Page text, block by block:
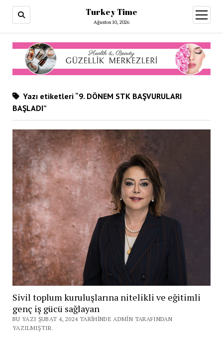
Turkey Time
Ağustos 10, 2026
aç
Yazı etiketleri “9. DÖNEM STK BAŞVURULARI
BAŞLADI”
Sivil toplum kuruluşlarına nitelikli ve eğitimli
genç iş gücü sağlayan
BU YAZI ŞUBAT 4, 2024 TARIHINDE ADMIN TARAFINDAN
YAZILMIŞTIR.